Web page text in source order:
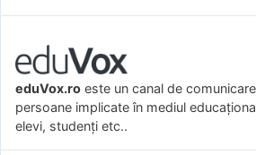
eduVox.ro este un canal de
persoane implicate în mediul
elevi, studenți etc..